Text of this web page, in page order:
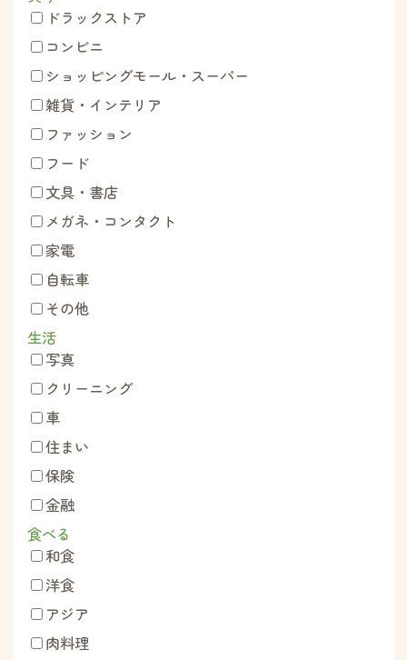
ドラックストア
コンビニ
ショッピングモール・スーパー
雑貨・インテリア
ファッション
フード
文具・書店
メガネ・コンタクト
家電
自転車
その他
生活
写真
クリーニング
車
住まい
保険
金融
食べる
和食
洋食
アジア
肉料理